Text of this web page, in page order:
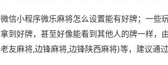
微信小程序微乐麻将怎么设置能有好牌；一些
拿到好牌，甚至好像能看到其他人的牌一样，
老友麻将,边锋麻将,边锋陕西麻将)等，建议通